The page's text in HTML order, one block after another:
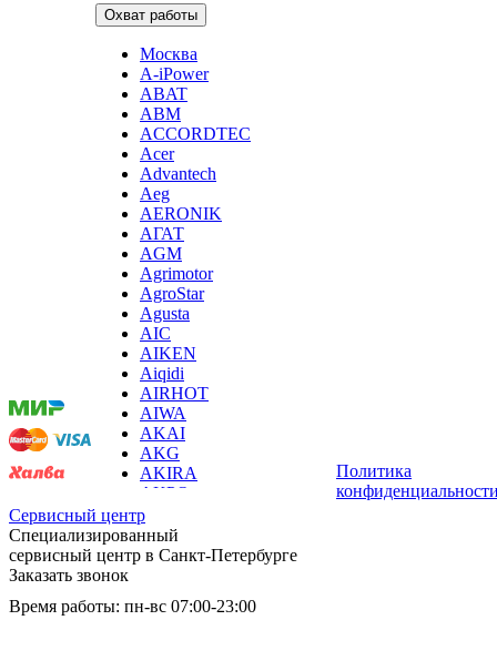
хлебопечек
хлеборезок
холодильников
холодильников для молока
холодильных шкафов
homepod
хот-дог мейкеров
хотдогниц
хромбуков
хьюмидоров
ибп
игровых приставок
игрушек
игрушек на радиоуправлении
imac
имитаторов верховой езды
инерционных массажеров
инфузионных насосов
ингаляторов
инкубаторов
инспекционных камер, видеоскопов
инструментов для опресовки труб
интегральных усилителей
интеллектуальных блокнотов
интерактивных досок
интерактивных панелей, цифровых постеров
интерактивных дисплеев
интерактивных комплексов
интерфейсных модулей
ионизаторов
Охват работы
Москва
A-iPower
ABAT
ABM
ACCORDTEC
Acer
Advantech
Aeg
AERONIK
АГАТ
AGM
Agrimotor
AgroStar
Agusta
AIC
AIKEN
Aiqidi
AIRHOT
AIWA
AKAI
AKG
AKIRA
AKPO
Aksa
AL-KO
ALCATEL
ALLFA
Политика
Сервисный центр
Специализированный
сервисный центр в Санкт-Петербурге
Заказать звонок
Время работы: пн-вс 07:00-23:00